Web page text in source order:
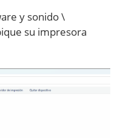
y sonido \
su impresora